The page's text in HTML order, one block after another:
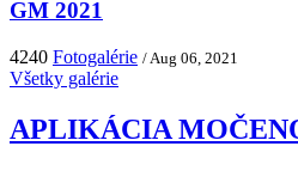
GM 2021
4240 Fotogalérie / Aug 06, 2021
Všetky galérie
APLIKÁCIA